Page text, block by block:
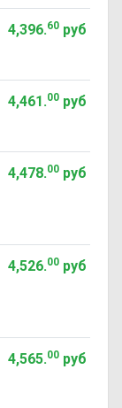
4,396.60руб
4,461.00руб
4,478.00руб
4,526.00руб
4,565.00руб